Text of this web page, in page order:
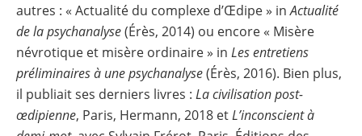
autres : « Actualité du complexe d’Œdipe » inActualité
de la psychanalyse(Érès, 2014) ou encore « Misère
névrotique et misère ordinaire » in Les entretiens
préliminaires à une psychanalyse(Érès, 2016). Bien plus,
il publiait ses derniers livres : La civilisation post-
œdipienne, Paris, Hermann, 2018 etL’inconscient à